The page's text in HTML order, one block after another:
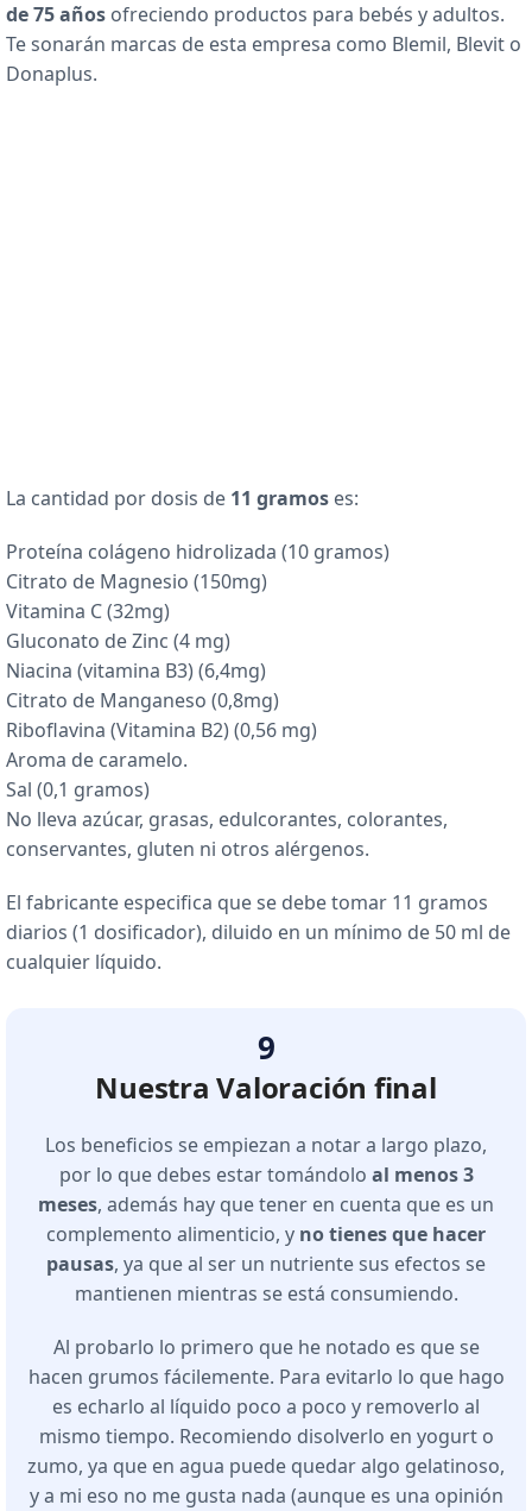
de 75 años ofreciendo productos para bebés y adultos.
Te sonarán marcas de esta empresa como Blemil, Blevit o
Donaplus.
La cantidad por dosis de 11 gramos es:
Proteína colágeno hidrolizada (10 gramos)
Citrato de Magnesio (150mg)
Vitamina C (32mg)
Gluconato de Zinc (4 mg)
Niacina (vitamina B3) (6,4mg)
Citrato de Manganeso (0,8mg)
Riboflavina (Vitamina B2) (0,56 mg)
Aroma de caramelo.
Sal (0,1 gramos)
No lleva azúcar, grasas, edulcorantes, colorantes,
conservantes, gluten ni otros alérgenos.
El fabricante especifica que se debe tomar 11 gramos
diarios (1 dosificador), diluido en un mínimo de 50 ml de
cualquier líquido.
9
Nuestra Valoración final
Los beneficios se empiezan a notar a largo plazo,
por lo que debes estar tomándolo al menos 3
meses, además hay que tener en cuenta que es un
complemento alimenticio, y no tienes que hacer
pausas, ya que al ser un nutriente sus efectos se
mantienen mientras se está consumiendo.
Al probarlo lo primero que he notado es que se
hacen grumos fácilemente. Para evitarlo lo que hago
es echarlo al líquido poco a poco y removerlo al
mismo tiempo. Recomiendo disolverlo en yogurt o
zumo, ya que en agua puede quedar algo gelatinoso,
y a mi eso no me gusta nada (aunque es una opinión